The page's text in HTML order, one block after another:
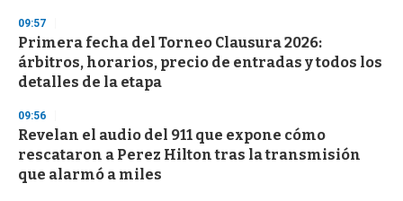
09:57
Primera fecha del Torneo Clausura 2026:
árbitros, horarios, precio de entradas y todos los
detalles de la etapa
09:56
Revelan el audio del 911 que expone cómo
rescataron a Perez Hilton tras la transmisión
que alarmó a miles